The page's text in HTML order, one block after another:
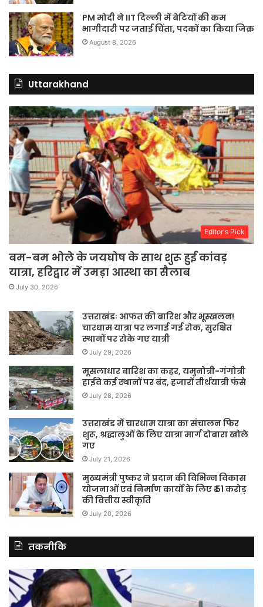
PM मोदी ने IIT दिल्ली में बेटियों की कम
भागीदारी पर जताई चिंता, पदकों का किया जिक्र
August 8, 2026
Uttarakhand
Editor's Pick
बम-बम भोले के जयघोष के साथ शुरू हुई कांवड़
यात्रा, हरिद्वार में उमड़ा आस्था का सैलाब
July 30, 2026
उत्तराखंडः आफत की बारिश और भूस्खलन!
चारधाम यात्रा पर लगाई गई रोक, सुरक्षित
स्थानों पर रोके गए यात्री
July 29, 2026
मूसलाधार बारिश का कहर, यमुनोत्री-गंगोत्री
हाईवे कई स्थानों पर बंद, हजारों तीर्थयात्री फंसे
July 28, 2026
उत्तराखंड में चारधाम यात्रा का संचालन फिर
शुरू, श्रद्धालुओं के लिए यात्रा मार्ग दोबारा खोले
गए
July 21, 2026
मुख्यमंत्री पुष्कर ने प्रदान की विभिन्न विकास
योजनाओं एवं निर्माण कार्यों के लिए ₹ 51 करोड़
की वित्तीय स्वीकृति
July 20, 2026
तकनीकि